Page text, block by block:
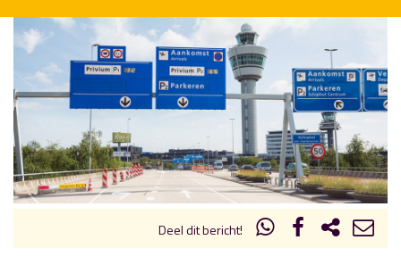
Vorig uur uur 1 van x Volgend uur
Deel dit bericht!